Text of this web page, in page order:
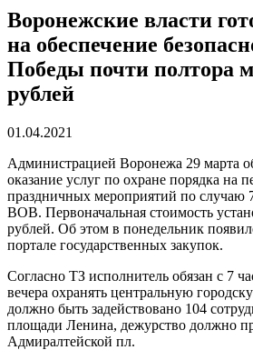
Воронежские власти
на обеспечение
Победы почти полтора
рублей
01.04.2021
Администрацией Воронежа 29 марта
оказание услуг по охране порядка на
праздничных мероприятий по случаю
ВОВ. Первоначальная стоимость
рублей. Об этом в понедельник
портале государственных закупок.
Согласно ТЗ исполнитель обязан с 7
вечера охранять центральную
должно быть задействовано 104
площади Ленина, дежурство должно
Адмиралтейской пл.